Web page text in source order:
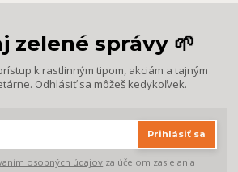
zelené správy 🌱
k rastlinným tipom, akciám a tajným
Odhlásiť sa môžeš kedykoľvek.
Prihlásiť sa
osobných údajov za účelom zasielania